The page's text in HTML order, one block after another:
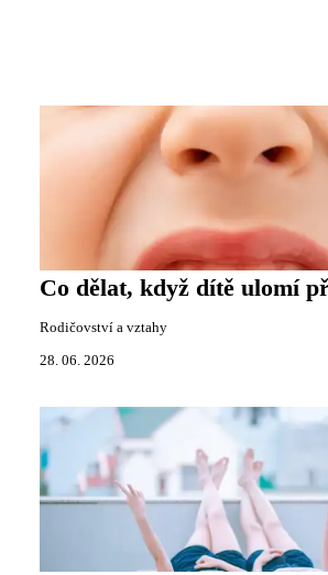
Co dělat, když dítě ulomí
Rodičovství a vztahy
28. 06. 2026